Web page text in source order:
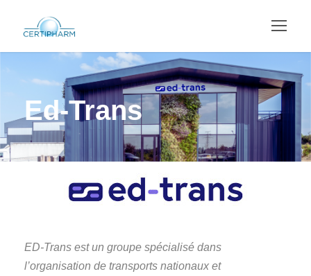
Ed-Trans
ED-Trans est un groupe spécialisé dans
l’organisation de transports nationaux et